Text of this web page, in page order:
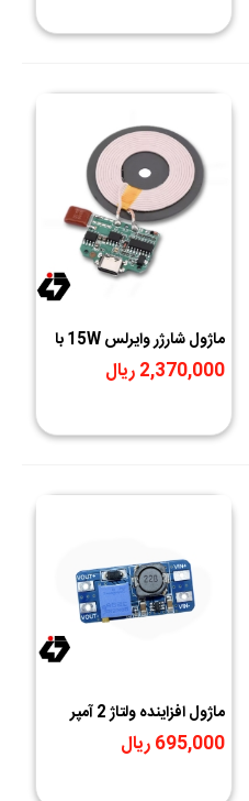
ماژول شارژر وایرلس 15W با
ورودی Type-C به همراه
صفحه کویل شارژ
2,370,000 ریال
ماژول افزاینده ولتاژ 2 آمپر
MT3608
695,000 ریال